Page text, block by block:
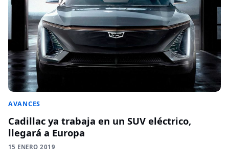
AVANCES
Cadillac ya trabaja en un SUV eléctrico,
llegará a Europa
15 ENERO 2019